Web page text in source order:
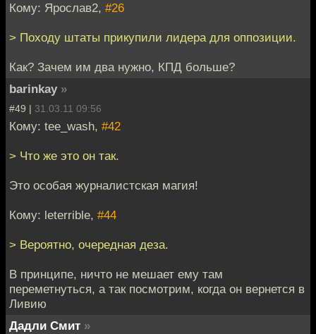
Кому: Ярослав2, #26
> Походу штаты прикупили лидера для оппозиции.
Как? Зачем им два нужно, КПД больше?
barinkay »
#49 | 31.03.11 09:56
Кому: tee_wash, #42
> Что же это он так.
Это особая журналистская магия!
Кому: leterrible, #44
> Вероятно, очередная деза.
В принципе, ничто не мешает ему там
переметнуться, а так посмотрим, когда он вернется в
Ливию
Дадли Смит »